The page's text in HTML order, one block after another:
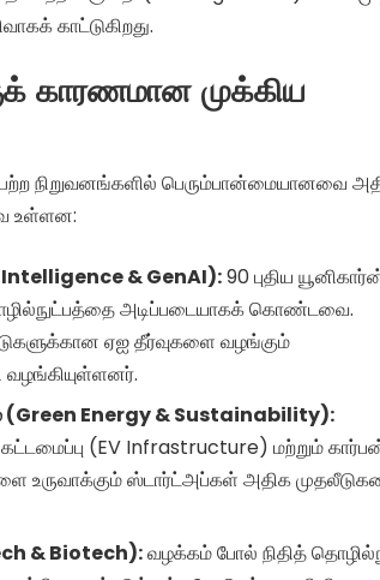
காட்டுகிறது.
காரணமான முக்கிய
நிறுவனங்களில் பெரும்பான்மையானவை
உள்ளன:
& GenAI):90 புதிய
அடிப்படையாகக் கொண்டவை.
ஏஐ தீர்வுகளை வழங்கும்
வழங்கியுள்ளனர்.
(Green Energy & Sustainability):
(EV Infrastructure) மற்றும்
உருவாக்கும் ஸ்டார்ட்அப்கள் அதிக
& Biotech):வழக்கம் போல் நிதித்